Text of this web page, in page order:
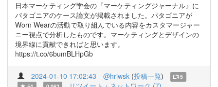
日本マーケティング学会の『マーケティングジャーナル』に
パタゴニアのケース論文が掲載されました。パタゴニアが
Worn Wearの活動で取り組んでいる内容をカスタマージャー
ニー視点で分析したものです。マーケティングとデザインの
境界線に貢献できればと思います。
https://t.co/6bumBLHpGb
2024-01-10 17:02:43 @hriwsk (投稿一覧)
5